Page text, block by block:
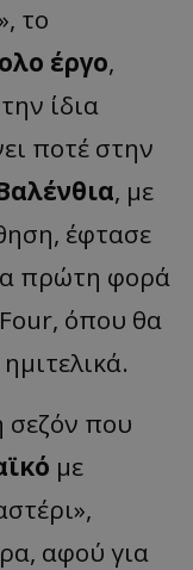
το
έργο,
ίδια
ποτέ στην
, με
έφτασε
πρώτη φορά
όπου θα
σεζόν που
με
αφού για